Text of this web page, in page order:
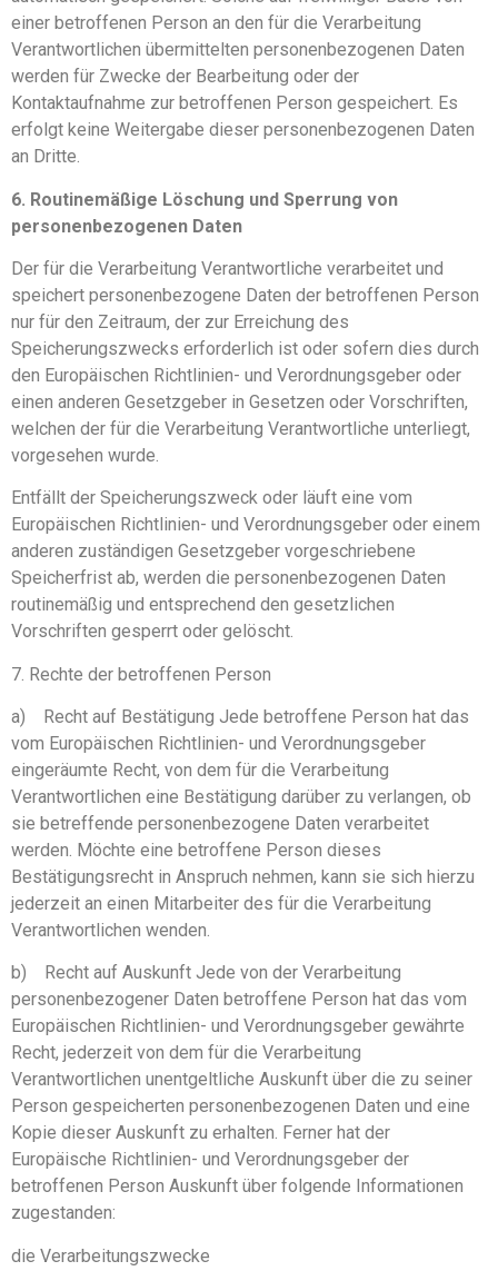
einer betroffenen Person an den für die Verarbeitung
Verantwortlichen übermittelten personenbezogenen Daten
werden für Zwecke der Bearbeitung oder der
Kontaktaufnahme zur betroffenen Person gespeichert. Es
erfolgt keine Weitergabe dieser personenbezogenen Daten
an Dritte.
6. Routinemäßige Löschung und Sperrung von
personenbezogenen Daten
Der für die Verarbeitung Verantwortliche verarbeitet und
speichert personenbezogene Daten der betroffenen Person
nur für den Zeitraum, der zur Erreichung des
Speicherungszwecks erforderlich ist oder sofern dies durch
den Europäischen Richtlinien- und Verordnungsgeber oder
einen anderen Gesetzgeber in Gesetzen oder Vorschriften,
welchen der für die Verarbeitung Verantwortliche unterliegt,
vorgesehen wurde.
Entfällt der Speicherungszweck oder läuft eine vom
Europäischen Richtlinien- und Verordnungsgeber oder einem
anderen zuständigen Gesetzgeber vorgeschriebene
Speicherfrist ab, werden die personenbezogenen Daten
routinemäßig und entsprechend den gesetzlichen
Vorschriften gesperrt oder gelöscht.
​7. Rechte der betroffenen Person
a) Recht auf Bestätigung Jede betroffene Person hat das
vom Europäischen Richtlinien- und Verordnungsgeber
eingeräumte Recht, von dem für die Verarbeitung
Verantwortlichen eine Bestätigung darüber zu verlangen, ob
sie betreffende personenbezogene Daten verarbeitet
werden. Möchte eine betroffene Person dieses
Bestätigungsrecht in Anspruch nehmen, kann sie sich hierzu
jederzeit an einen Mitarbeiter des für die Verarbeitung
Verantwortlichen wenden.
b) Recht auf Auskunft Jede von der Verarbeitung
personenbezogener Daten betroffene Person hat das vom
Europäischen Richtlinien- und Verordnungsgeber gewährte
Recht, jederzeit von dem für die Verarbeitung
Verantwortlichen unentgeltliche Auskunft über die zu seiner
Person gespeicherten personenbezogenen Daten und eine
Kopie dieser Auskunft zu erhalten. Ferner hat der
Europäische Richtlinien- und Verordnungsgeber der
betroffenen Person Auskunft über folgende Informationen
zugestanden:
die Verarbeitungszwecke